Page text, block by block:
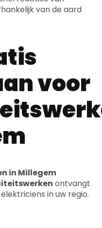
van de aard
voor
in Millegem
ontvangt
in uw regio.